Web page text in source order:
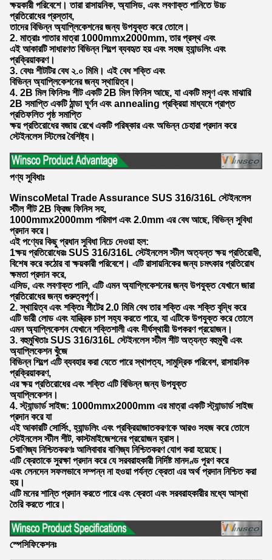
ক্ষয়কারী পরিবেশে। তারা রাসায়নিক, অ্যাসিড, এবং লবণাক্ত পানিতে উচ্চ
প্রতিরোধের প্রস্তাব,
তাদের বিভিন্ন অ্যাপ্লিকেশনের জন্য উপযুক্ত করে তোলে।
2. মাত্রাঃ পাতার মাত্রা 1000mmx2000mm, তার প্রস্থ এবং
এই আকারটি সাধারণত বিভিন্ন শিল্পে ব্যবহৃত হয় এবং সহজ হ্যান্ডলিং এবং
প্রক্রিয়াকরণ।
3. বেধঃ শীটটির বেধ ২.০ মিমি। এই বেধ শক্তি এবং
বিভিন্ন অ্যাপ্লিকেশনের জন্য স্থায়িত্ব।
4. 2B মিল ফিনিসঃ শীট একটি 2B মিল ফিনিস আছে, যা একটি মসৃণ এবং মাঝারি
2B সমাপ্তি একটি ঠান্ডা ঘূর্ণন এবং annealing প্রক্রিয়া মাধ্যমে প্রাপ্ত
প্রতিফলিত পৃষ্ঠ সমাপ্তি
ক্ষয় প্রতিরোধের বজায় রেখে একটি পরিষ্কার এবং অভিন্ন চেহারা প্রদান করে
স্টেইনলেস স্টিলের বৈশিষ্ট্য।
পণ্য সুবিধাঃ
WinscoMetal Trade Assurance SUS 316/316L স্টেইনলেস
স্টীল শীট 2B ফ্রিজ ফিনিস সহ,
1000mmx2000mm পরিমাপ এবং 2.0mm এর বেধ আছে, বিভিন্ন সুবিধা
প্রদান করে।
এই পণ্যের কিছু প্রধান সুবিধা নিচে দেওয়া হল:
1ক্ষয় প্রতিরোধেরঃ SUS 316/316L স্টেইনলেস স্টীল অত্যন্ত ক্ষয় প্রতিরোধী,
বিশেষ করে কঠোর বা ক্ষয়কারী পরিবেশে। এটি রাসায়নিকের জন্য চমৎকার প্রতিরোধ
ক্ষমতা প্রদান করে,
এসিড, এবং লবণাক্ত পানি, এটি এমন অ্যাপ্লিকেশনের জন্য উপযুক্ত যেখানে জারা
প্রতিরোধের জন্য গুরুত্বপূর্ণ।
2. স্থায়িত্ব এবং শক্তিঃ শীটের 2.0 মিমি বেধ তার শক্তি এবং শক্তি বৃদ্ধি করে
এটি ভারী লোড এবং যান্ত্রিক চাপ সহ্য করতে পারে, যা এটিকে উপযুক্ত করে তোলে
এমন অ্যাপ্লিকেশন যেখানে শক্তিশালী এবং দীর্ঘস্থায়ী উপকরণ প্রয়োজন।
3. বহুমুখিতাঃ SUS 316/316L স্টেইনলেস স্টীল শীট অত্যন্ত বহুমুখী এবং
অ্যাপ্লিকেশন খুঁজে
বিভিন্ন শিল্পে এটি ব্যবহার করা যেতে পারে স্থাপত্য, সামুদ্রিক পরিবেশ, রাসায়নিক
প্রক্রিয়াকরণ,
এর ক্ষয় প্রতিরোধের এবং শক্তি এটি বিভিন্ন জন্য উপযুক্ত
অ্যাপ্লিকেশন।
4. স্ট্যান্ডার্ড সাইজ: 1000mmx2000mm এর মাত্রা একটি স্ট্যান্ডার্ড সাইজ
প্রদান করে যা
এই আকারটি সোর্সিং, হ্যান্ডলিং এবং প্রক্রিয়াজাতকরণকে আরও সহজ করে তোলে
স্টেইনলেস স্টীল শীট, কাস্টমাইজেশনের প্রয়োজন হ্রাস।
5বাণিজ্য নিশ্চিতকরণঃ আলিবাবার বাণিজ্য নিশ্চিতকরণ যোগ করা হয়েছে।
এটি ক্রেতাকে সুরক্ষা প্রদান করে যে সরবরাহকারী নির্দিষ্ট মানদণ্ড পূরণ করে
এবং লেনদেন সফলভাবে সম্পন্ন না হওয়া পর্যন্ত ক্রেতা এর অর্থ প্রদান নিশ্চিত করা
হয়।
এটি মনের শান্তি প্রদান করতে পারে এবং ক্রেতা এবং সরবরাহকারীর মধ্যে আস্থা
তৈরি করতে পারে।
স্পেসিফিকেশনঃ